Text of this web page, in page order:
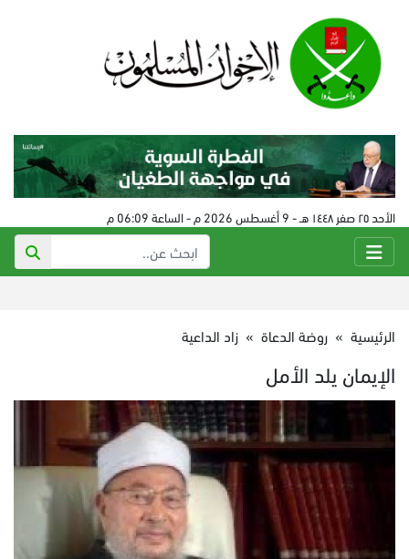
الأحد ٢٥ صفر ١٤٤٨ هـ - 9 أغسطس 2026 م - الساعة 06:09 م
الرئيسية » روضة الدعاة » زاد الداعية
الإيمان يلد الأمل